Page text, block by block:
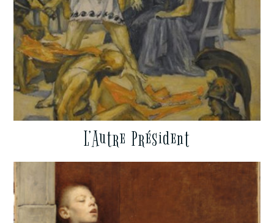
L’Autre Président